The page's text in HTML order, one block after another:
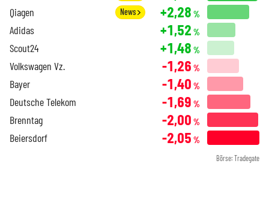
Qiagen News +2,28 %
Adidas +1,52 %
Scout24 +1,48 %
Volkswagen Vz. -1,26 %
Bayer -1,40 %
Deutsche Telekom -1,69 %
Brenntag -2,00 %
Beiersdorf -2,05 %
Börse: Tradegate